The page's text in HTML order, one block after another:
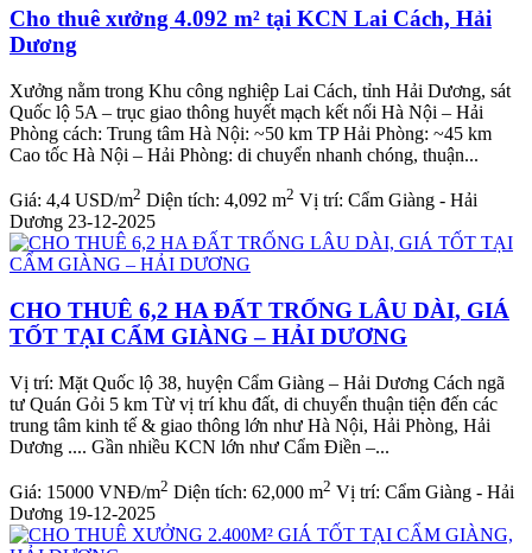
Cho thuê xưởng 4.092 m² tại KCN Lai Cách, Hải
Dương
Xưởng nằm trong Khu công nghiệp Lai Cách, tỉnh Hải Dương, sát
Quốc lộ 5A – trục giao thông huyết mạch kết nối Hà Nội – Hải
Phòng cách: Trung tâm Hà Nội: ~50 km TP Hải Phòng: ~45 km
Cao tốc Hà Nội – Hải Phòng: di chuyển nhanh chóng, thuận...
Giá: 4,4 USD/m2 Diện tích: 4,092 m2 Vị trí: Cẩm Giàng - Hải
Dương 23-12-2025
CHO THUÊ 6,2 HA ĐẤT TRỐNG LÂU DÀI, GIÁ
TỐT TẠI CẨM GIÀNG – HẢI DƯƠNG
Vị trí: Mặt Quốc lộ 38, huyện Cẩm Giàng – Hải Dương Cách ngã
tư Quán Gỏi 5 km Từ vị trí khu đất, di chuyển thuận tiện đến các
trung tâm kinh tế & giao thông lớn như Hà Nội, Hải Phòng, Hải
Dương .... Gần nhiều KCN lớn như Cẩm Điền –...
Giá: 15000 VNĐ/m2 Diện tích: 62,000 m2 Vị trí: Cẩm Giàng - Hải
Dương 19-12-2025